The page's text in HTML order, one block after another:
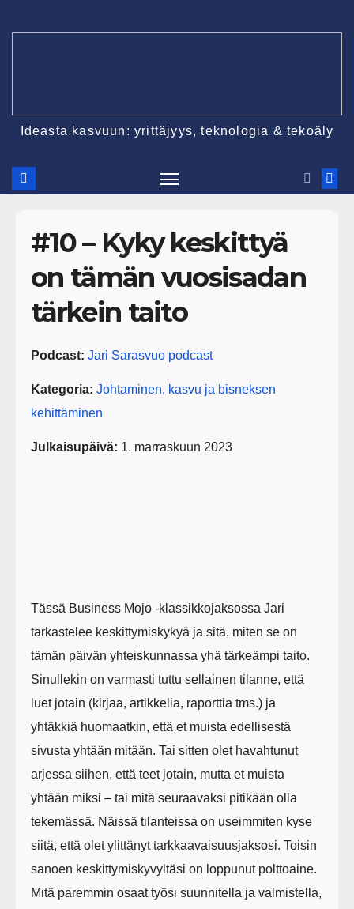
Ideasta kasvuun: yrittäjyys, teknologia & tekoäly
#10 – Kyky keskittyä
on tämän vuosisadan
tärkein taito
Podcast: Jari Sarasvuo podcast
Kategoria: Johtaminen, kasvu ja bisneksen
kehittäminen
Julkaisupäivä: 1. marraskuun 2023
Tässä Business Mojo -klassikkojaksossa Jari
tarkastelee keskittymiskykyä ja sitä, miten se on
tämän päivän yhteiskunnassa yhä tärkeämpi taito.
Sinullekin on varmasti tuttu sellainen tilanne, että
luet jotain (kirjaa, artikkelia, raporttia tms.) ja
yhtäkkiä huomaatkin, että et muista edellisestä
sivusta yhtään mitään. Tai sitten olet havahtunut
arjessa siihen, että teet jotain, mutta et muista
yhtään miksi – tai mitä seuraavaksi pitikään olla
tekemässä. Näissä tilanteissa on useimmiten kyse
siitä, että olet ylittänyt tarkkaavaisuusjaksosi. Toisin
sanoen keskittymiskyvyltäsi on loppunut polttoaine.
Mitä paremmin osaat työsi suunnitella ja valmistella,